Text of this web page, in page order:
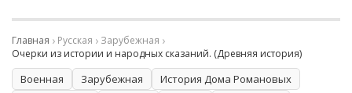
Главная Русская
Зарубежная
Очерки из истории и народных сказаний. (Древняя история)
Военная Зарубежная
История Дома Романовых